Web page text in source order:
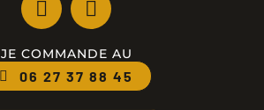
JE COMMANDE AU
06 27 37 88 45